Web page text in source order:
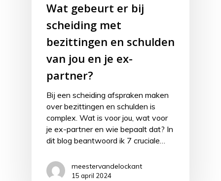
Wat gebeurt er bij
scheiding met
bezittingen en schulden
van jou en je ex-
partner?
Bij een scheiding afspraken maken
over bezittingen en schulden is
complex. Wat is voor jou, wat voor
je ex-partner en wie bepaalt dat? In
dit blog beantwoord ik 7 cruciale…
meestervandelockant
15 april 2024